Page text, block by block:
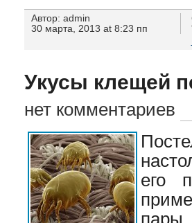
Автор: admin
30 марта, 2013 at 8:23 пп
Укусы клещей
нет комментариев
его